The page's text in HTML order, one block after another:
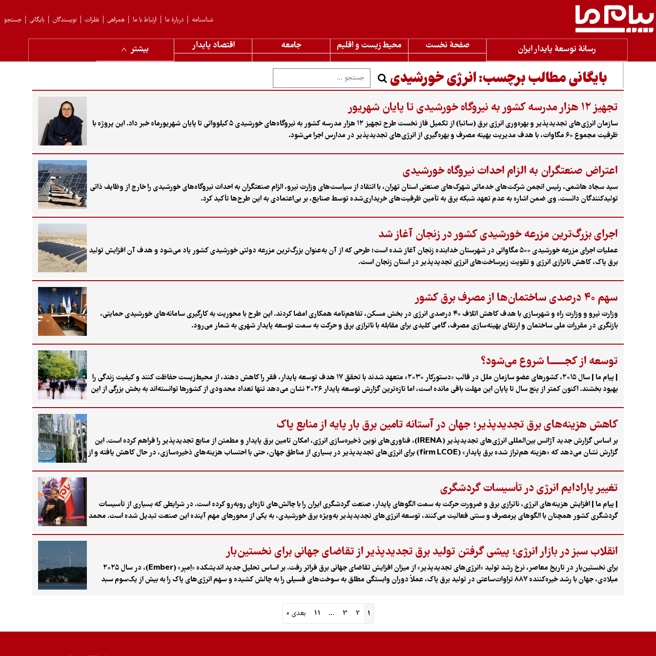
جستجو بایگانی نویسندگان نظرات همراهی ارتباط با ما دربارهٔ ما شناسنامه
رسانۀ توسعۀ پایدار ایران صفحۀ نخست محیط زیست و اقلیم جامعه اقتصاد پایدار بیشتر
بایگانی مطالب برچسب:انرژی خورشیدی
تجهیز ۱۲ هزار مدرسه کشور به نیروگاه خورشیدی تا پایان شهریور
سازمان انرژی‌های تجدیدپذیر و بهره‌وری انرژی برق (ساتبا) از تکمیل فاز نخست طرح تجهیز ۱۲ هزار مدرسه کشور به نیروگاه‌های خورشیدی ۵ کیلوواتی تا پایان شهریورماه خبر داد. این پروژه با
ظرفیت مجموع ۶۰ مگاوات، با هدف مدیریت بهینه مصرف و بهره‌گیری از انرژی‌های تجدیدپذیر در مدارس اجرا می‌شود.
اعتراض صنعتگران به الزام احداث نیروگاه خورشیدی
سید سجاد هاشمی، رئیس انجمن شرکت‌های خدماتی شهرک‌های صنعتی استان تهران، با انتقاد از سیاست‌های وزارت نیرو، الزام صنعتگران به احداث نیروگاه‌های خورشیدی را خارج از وظایف ذاتی
تولیدکنندگان دانست. وی ضمن اشاره به عدم تعهد شبکه برق به تأمین ظرفیت‌های خریداری‌شده توسط صنایع، بر بی‌اعتمادی به این طرح‌ها تأکید کرد.
اجرای بزرگ‌ترین مزرعه خورشیدی کشور در زنجان آغاز شد
عملیات اجرای مزرعه خورشیدی ۵۰۰ مگاواتی در شهرستان خدابنده زنجان آغاز شده است؛ طرحی که از آن به‌عنوان بزرگ‌ترین مزرعه دولتی خورشیدی کشور یاد می‌شود و هدف آن افزایش تولید
برق پاک، کاهش ناترازی انرژی و تقویت زیرساخت‌های انرژی تجدیدپذیر در استان زنجان است.
سهم ۴۰ درصدی ساختمان‌ها از مصرف برق کشور
وزارت نیرو و وزارت راه و شهرسازی با هدف کاهش اتلاف ۴۰ درصدی انرژی در بخش مسکن، تفاهم‌نامه همکاری امضا کردند. این طرح با محوریت به کارگیری سامانه‌های خورشیدی حمایتی،
بازنگری در مقررات ملی ساختمان و ارتقای بهینه‌سازی مصرف، گامی کلیدی برای مقابله با ناترازی برق و حرکت به سمت توسعه پایدار شهری به شمار می‌رود.
توسعه از کجــــــا شروع می‌شود؟
| پیام ما | سال ۲۰۱۵، کشورهای عضو سازمان ملل در قالب «دستورکار ۲۰۳۰» متعهد شدند با تحقق ۱۷ هدف توسعه پایدار، فقر را کاهش دهند، از محیط‌زیست حفاظت کنند و کیفیت زندگی را
بهبود بخشند. اکنون کمتر از پنج سال تا پایان این مهلت باقی مانده است، اما تازه‌ترین گزارش توسعه پایدار ۲۰۲۶ نشان می‌دهد تنها تعداد محدودی از کشورها توانسته‌اند به بخش بزرگی از این
کاهش هزینه‌های برق تجدیدپذیر؛ جهان در آستانه تامین برق بار پایه از منابع پاک
بر اساس گزارش جدید آژانس بین‌المللی انرژی‌های تجدیدپذیر (IRENA)، فناوری‌های نوین ذخیره‌سازی انرژی، امکان تامین برق پایدار و مطمئن از منابع تجدیدپذیر را فراهم کرده است. این
گزارش نشان می‌دهد که «هزینه هم‌تراز شده برق پایدار» (firm LCOE) برای انرژی‌های تجدیدپذیر در بسیاری از مناطق جهان، حتی با احتساب هزینه‌های ذخیره‌سازی، در حال کاهش یافته و از
تغییر پارادایم انرژی در تأسیسات گردشگری
| پیام ما | افزایش هزینه‌های انرژی، ناترازی برق و ضرورت حرکت به سمت الگوهای پایدار، صنعت گردشگری ایران را با چالش‌های تازه‌ای روبه‌رو کرده است. در شرایطی که بسیاری از تأسیسات
گردشگری کشور همچنان با الگوهای پرمصرف و سنتی فعالیت می‌کنند، توسعه انرژی‌های تجدیدپذیر به‌ویژه برق خورشیدی، به یکی از محورهای مهم آینده این صنعت تبدیل شده است. محمد
انقلاب سبز در بازار انرژی؛ پیشی گرفتن تولید برق تجدیدپذیر از تقاضای جهانی برای نخستین‌بار
برای نخستین‌بار در تاریخ معاصر، نرخ رشد تولید «انرژی‌های تجدیدپذیر» از میزان افزایش تقاضای جهانی برق فراتر رفت. بر اساس تحلیل جدید اندیشکده «اِمبِر» (Ember)، در سال ۲۰۲۵
میلادی، جهان با رشد خیره‌کننده ۸۸۷ تراوات‌ساعتی در تولید برق پاک، عملاً دوران وابستگی مطلق به سوخت‌های فسیلی را به چالش کشیده و سهم انرژی‌های پاک را به بیش از یک‌سوم سبد
1
2
3
…
11 بعدی »